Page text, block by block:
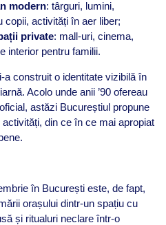
modern: târguri, lumini,
copii, activități în aer liber;
private: mall-uri, cinema,
interior pentru familii.
a construit o identitate vizibilă în
Acolo unde anii ’90 ofereau
astăzi Bucureștiul propune
din ce în ce mai apropiat
în București este, de fapt,
orașului dintr-un spațiu cu
și ritualuri neclare într-o